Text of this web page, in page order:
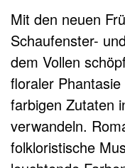
Mit den neuen
Schaufenster-
dem Vollen
floraler
farbigen Zutaten
verwandeln.
folkloristische